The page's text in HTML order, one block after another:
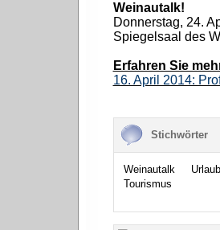
Weinautalk!
Donnerstag, 24.
Spiegelsaal des
Erfahren Sie
16. April 2014:
Stichwörter
Weinautalk
Tourismus